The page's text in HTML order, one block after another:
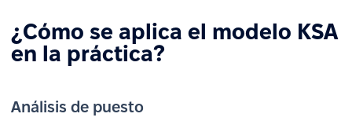
¿Cómo se aplica el modelo KSA
en la práctica?
Análisis de puesto